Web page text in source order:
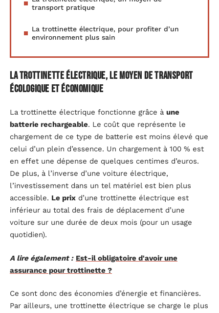
transport pratique
La trottinette électrique, pour profiter d’un
environnement plus sain
La trottinette électrique, le moyen de transport
écologique et économique
La trottinette électrique fonctionne grâce à une
batterie rechargeable. Le coût que représente le
chargement de ce type de batterie est moins élevé que
celui d’un plein d’essence. Un chargement à 100 % est
en effet une dépense de quelques centimes d’euros.
De plus, à l’inverse d’une voiture électrique,
l’investissement dans un tel matériel est bien plus
accessible. Le prix d’une trottinette électrique est
inférieur au total des frais de déplacement d’une
voiture sur une durée de deux mois (pour un usage
quotidien).
A lire également : Est-il obligatoire d'avoir une
assurance pour trottinette ?
Ce sont donc des économies d’énergie et financières.
Par ailleurs, une trottinette électrique se charge le plus